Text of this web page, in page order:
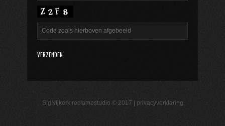
SigNijkerk reclamestudio © 2017 | privacyverklaring